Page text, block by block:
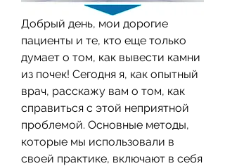
Добрый день, мои дорогие
пациенты и те, кто еще только
думает о том, как вывести камни
из почек! Сегодня я, как опытный
врач, расскажу вам о том, как
справиться с этой неприятной
проблемой. Основные методы,
которые мы использовали в
своей практике, включают в себя